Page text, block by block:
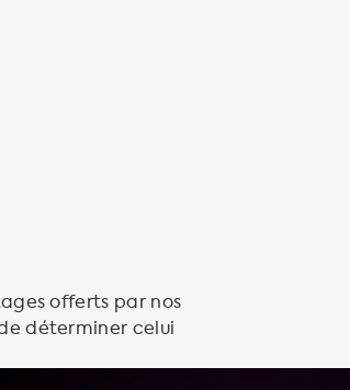
offerts par nos
déterminer celui